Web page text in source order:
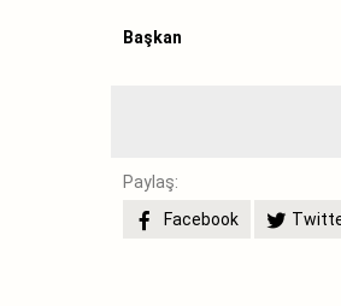
Başkan
Paylaş:
Facebook